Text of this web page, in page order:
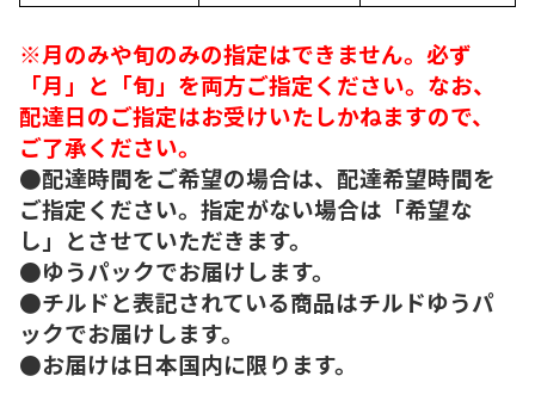
※月のみや旬のみの指定はできません。必ず
「月」と「旬」を両方ご指定ください。なお、
配達日のご指定はお受けいたしかねますので、
ご了承ください。
●配達時間をご希望の場合は、配達希望時間を
ご指定ください。指定がない場合は「希望な
し」とさせていただきます。
●ゆうパックでお届けします。
●チルドと表記されている商品はチルドゆうパ
ックでお届けします。
●お届けは日本国内に限ります。